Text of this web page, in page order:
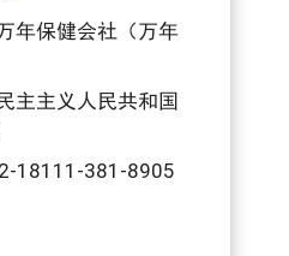
年保健会社（万年
主主义人民共和国
18111-381-8905